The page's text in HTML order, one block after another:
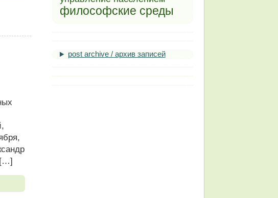
[…]
философские среды
post archive / архив записей